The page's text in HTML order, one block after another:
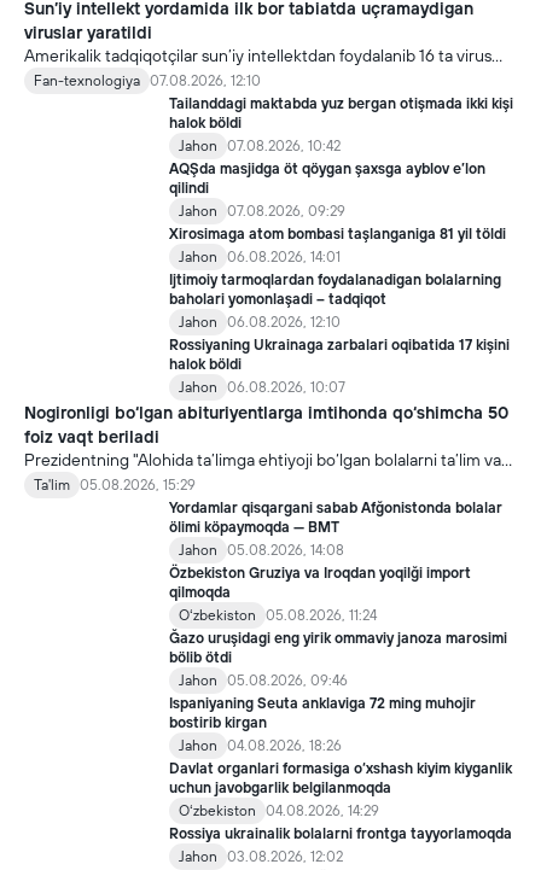
Sun’iy intellekt yordamida ilk bor tabiatda uçramaydigan
viruslar yaratildi
Amerikalik tadqiqotçilar sun’iy intellektdan foydalanib 16 ta virus
yaratdi. Bu kaşfiyot yangi yutuqlarga umid uyğotiş bilan birga,
undan notöğri maqsadda foydalaniliş borasidagi xavotirlarni ham
Fan-texnologiya 07.08.2026, 12:10
Tailanddagi maktabda yuz bergan otişmada ikki kişi
halok böldi
Jahon
07.08.2026, 10:42
AQŞda masjidga öt qöygan şaxsga ayblov e’lon
qilindi
Jahon
07.08.2026, 09:29
Xirosimaga atom bombasi taşlanganiga 81 yil töldi
Jahon
06.08.2026, 14:01
Ijtimoiy tarmoqlardan foydalanadigan bolalarning
baholari yomonlaşadi – tadqiqot
Jahon
06.08.2026, 12:10
Rossiyaning Ukrainaga zarbalari oqibatida 17 kişini
halok böldi
Jahon
06.08.2026, 10:07
Nogironligi bo‘lgan abituriyentlarga imtihonda qo‘shimcha 50
foiz vaqt beriladi
Prezidentning "Alohida ta’limga ehtiyoji bo‘lgan bolalarni ta’lim va
ijtimoiy xizmatlar bilan qamrab olish tizimini takomillashtirish
bo‘yicha qo‘shimcha chora-tadbirlar to‘g‘risida"gi qarori bilan
inklyuziv ta’lim sohasida qator yangi mexanizmlar joriy etilmoqda.
Ta'lim 05.08.2026, 15:29
Yordamlar qisqargani sabab Afğonistonda bolalar
ölimi köpaymoqda — BMT
Jahon
05.08.2026, 14:08
Özbekiston Gruziya va Iroqdan yoqilği import
qilmoqda
Oʻzbekiston
05.08.2026, 11:24
Ğazo uruşidagi eng yirik ommaviy janoza marosimi
bölib ötdi
Jahon
05.08.2026, 09:46
Ispaniyaning Seuta anklaviga 72 ming muhojir
bostirib kirgan
Jahon
04.08.2026, 18:26
Davlat organlari formasiga o‘xshash kiyim kiyganlik
uchun javobgarlik belgilanmoqda
Oʻzbekiston
04.08.2026, 14:29
Rossiya ukrainalik bolalarni frontga tayyorlamoqda
Jahon
03.08.2026, 12:02